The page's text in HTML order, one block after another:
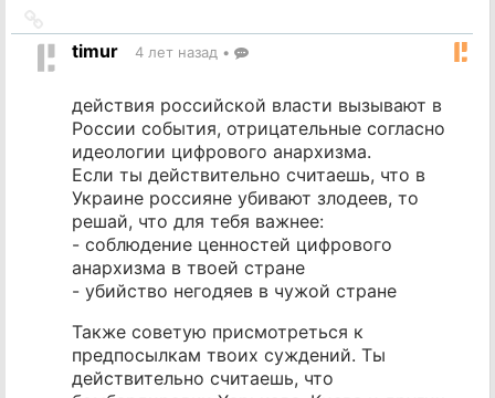
на
источник
timur 4 лет назад •
действия российской власти вызывают в
России события, отрицательные согласно
идеологии цифрового анархизма.
Если ты действительно считаешь, что в
Украине россияне убивают злодеев, то
решай, что для тебя важнее:
- соблюдение ценностей цифрового
анархизма в твоей стране
- убийство негодяев в чужой стране
Также советую присмотреться к
предпосылкам твоих суждений. Ты
действительно считаешь, что